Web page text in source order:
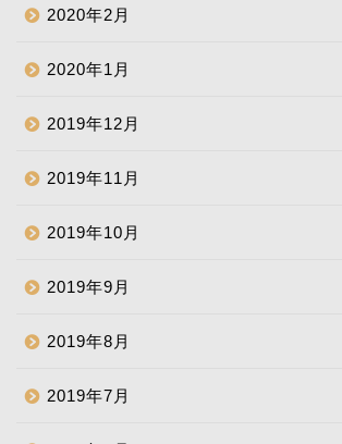
2020年2月
2020年1月
2019年12月
2019年11月
2019年10月
2019年9月
2019年8月
2019年7月